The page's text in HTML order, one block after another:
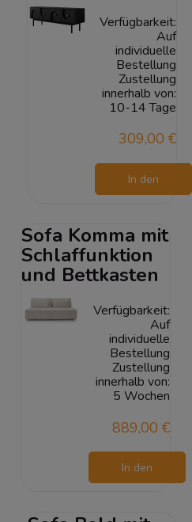
Verfügbarkeit:
Auf
individuelle
Bestellung
Zustellung
innerhalb von:
10-14 Tage
309,00 €
In den
Sofa Komma mit
Schlaffunktion
und Bettkasten
Verfügbarkeit:
Auf
individuelle
Bestellung
Zustellung
innerhalb von:
5 Wochen
889,00 €
In den